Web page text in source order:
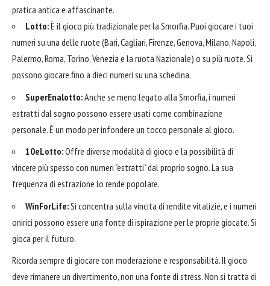
pratica antica e affascinante.
Lotto:È il gioco più tradizionale per la Smorfia. Puoi giocare i tuoi
numeri su una delle ruote (Bari, Cagliari, Firenze, Genova, Milano, Napoli,
Palermo, Roma, Torino, Venezia e la ruota Nazionale) o su più ruote. Si
possono giocare fino a dieci numeri su una schedina.
SuperEnalotto:Anche se meno legato alla Smorfia, i numeri
estratti dal sogno possono essere usati come combinazione
personale. È un modo per infondere un tocco personale al gioco.
10eLotto:Offre diverse modalità di gioco e la possibilità di
vincere più spesso con numeri "estratti" dal proprio sogno. La sua
frequenza di estrazione lo rende popolare.
WinForLife:Si concentra sulla vincita di rendite vitalizie, e i numeri
onirici possono essere una fonte di ispirazione per le proprie giocate. Si
gioca per il futuro.
Ricorda sempre di giocare con moderazione e responsabilità. Il gioco
deve rimanere un divertimento, non una fonte di stress. Non si tratta di